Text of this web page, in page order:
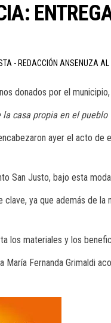
- REDACCIÓN ANSENUZA AL
donados por el
casa propia en el pueblo
ayer el acto de
San Justo, bajo esta
ya que además de
los materiales y los
Fernanda Grimaldi